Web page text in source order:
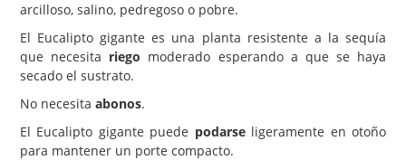
arcilloso, salino, pedregoso o pobre.
El Eucalipto gigante es una planta resistente a la sequía
que necesita riego moderado esperando a que se haya
secado el sustrato.
No necesita abonos.
El Eucalipto gigante puede podarseligeramente en otoño
para mantener un porte compacto.